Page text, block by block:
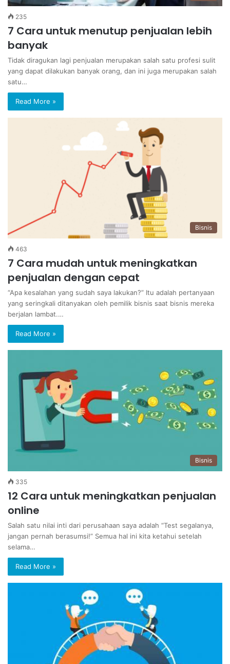
235
7 Cara untuk menutup penjualan lebih
banyak
Tidak diragukan lagi penjualan merupakan salah satu profesi sulit
yang dapat dilakukan banyak orang, dan ini juga merupakan salah
satu…
Read More »
Bisnis
463
7 Cara mudah untuk meningkatkan
penjualan dengan cepat
“Apa kesalahan yang sudah saya lakukan?” Itu adalah pertanyaan
yang seringkali ditanyakan oleh pemilik bisnis saat bisnis mereka
berjalan lambat.…
Read More »
Bisnis
335
12 Cara untuk meningkatkan penjualan
online
Salah satu nilai inti dari perusahaan saya adalah “Test segalanya,
jangan pernah berasumsi!” Semua hal ini kita ketahui setelah
selama…
Read More »